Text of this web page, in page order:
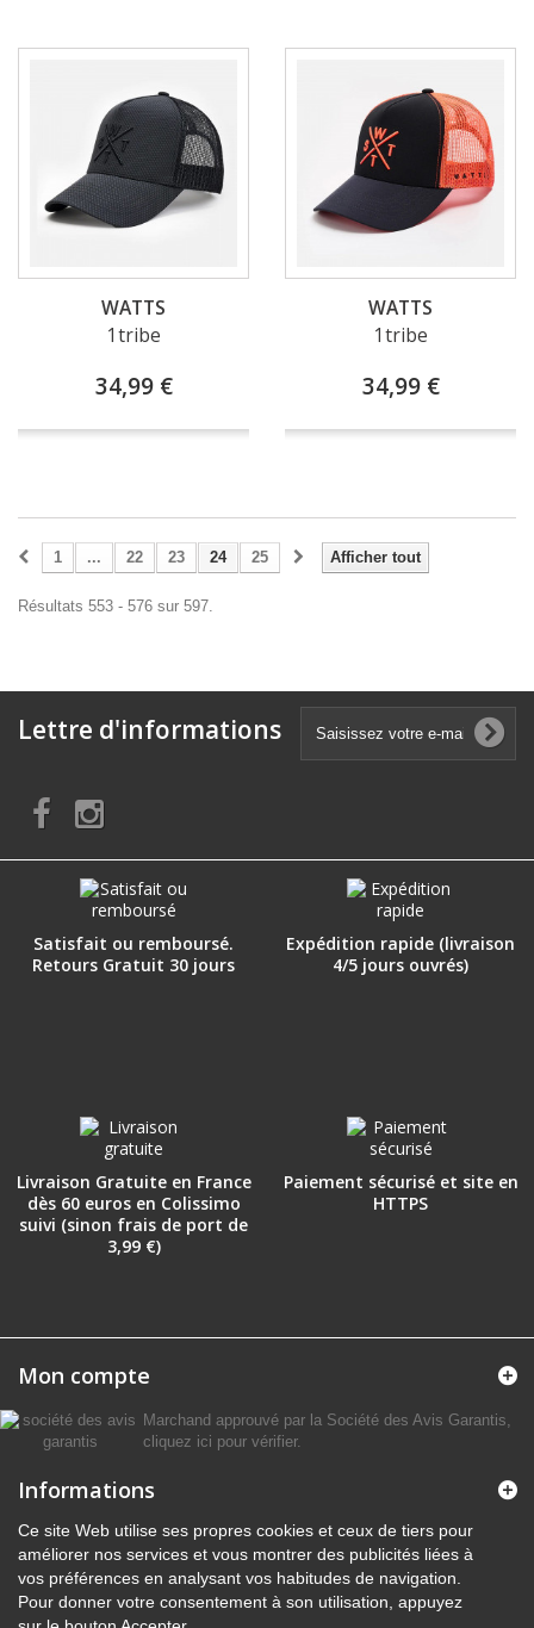
WATTS
1tribe
34,99 €
WATTS
1tribe
34,99 €
Afficher tout
1 ... 22 23 24 25
Résultats 553 - 576 sur 597.
Lettre d'informations
Satisfait ou remboursé.
Retours Gratuit 30 jours
Expédition rapide (livraison
4/5 jours ouvrés)
Livraison Gratuite en France
dès 60 euros en Colissimo
suivi (sinon frais de port de
3,99 €)
Paiement sécurisé et site en
HTTPS
Mon compte
Marchand approuvé par la Société des Avis Garantis,
cliquez ici pour vérifier.
Informations
Ce site Web utilise ses propres cookies et ceux de tiers pour
améliorer nos services et vous montrer des publicités liées à
vos préférences en analysant vos habitudes de navigation.
Pour donner votre consentement à son utilisation, appuyez